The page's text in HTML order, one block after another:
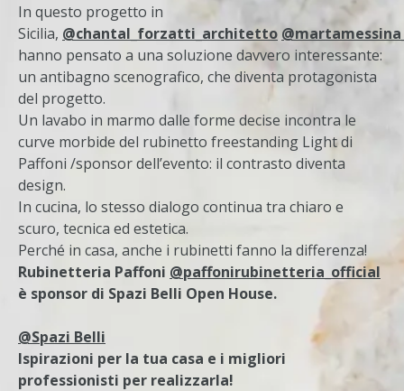
In questo progetto in
Sicilia, @chantal_forzatti_architetto
hanno pensato a una soluzione davvero interessante:
un antibagno scenografico, che diventa protagonista
del progetto.
Un lavabo in marmo dalle forme decise incontra le
curve morbide del rubinetto freestanding Light di
Paffoni /sponsor dell’evento: il contrasto diventa
design.
In cucina, lo stesso dialogo continua tra chiaro e
scuro, tecnica ed estetica.
Perché in casa, anche i rubinetti fanno la differenza!
Rubinetteria Paffoni @paffonirubinetteria_official
è sponsor di Spazi Belli Open House.
@Spazi Belli
Ispirazioni per la tua casa e i migliori
professionisti per realizzarla!